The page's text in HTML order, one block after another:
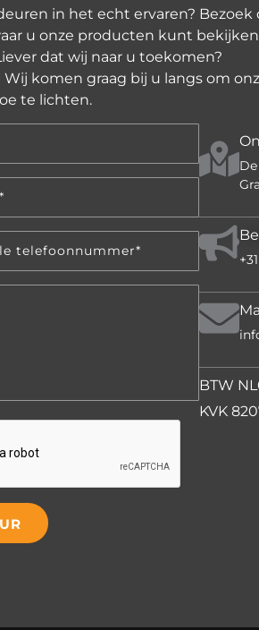
in het echt ervaren? Bezoek
u onze producten kunt
dat wij naar u toekomen?
Wij komen graag bij u langs om
te lichten.
BTW
KVK